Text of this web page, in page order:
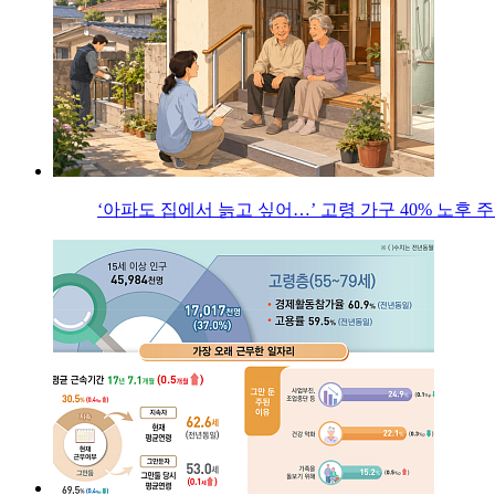
‘아파도 집에서 늙고 싶어…’ 고령 가구 40% 노후